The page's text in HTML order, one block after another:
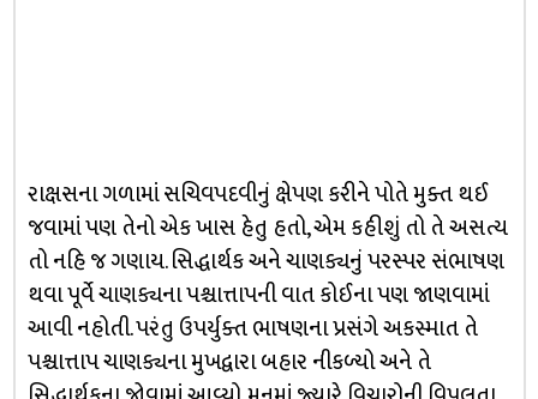
રાક્ષસના ગળામાં સચિવપદવીનું ક્ષેપણ કરીને પોતે મુક્ત થઈ
જવામાં પણ તેનો એક ખાસ હેતુ હતો, એમ કહીશું તો તે અસત્ય
તો નહિ જ ગણાય. સિદ્ધાર્થક અને ચાણક્યનું પરસ્પર સંભાષણ
થવા પૂર્વે ચાણક્યના પશ્ચાત્તાપની વાત કોઈના પણ જાણવામાં
આવી નહોતી. પરંતુ ઉપર્યુક્ત ભાષણના પ્રસંગે અકસ્માત તે
પશ્ચાત્તાપ ચાણક્યના મુખદ્વારા બહાર નીકળ્યો અને તે